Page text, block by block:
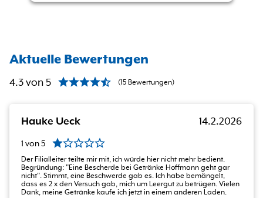
Aktuelle Bewertungen
4.3 von 5 (15 Bewertungen)
Hauke Ueck 14.2.2026
1 von5
Der Filialleiter teilte mir mit, ich würde hier nicht mehr bedient.
Begründung: "Eine Bescherde bei Getränke Hoffmann geht gar
nicht". Stimmt, eine Beschwerde gab es. Ich habe bemängelt,
dass es 2 x den Versuch gab, mich um Leergut zu betrügen. Vielen
Dank, meine Getränke kaufe ich jetzt in einem anderen Laden.